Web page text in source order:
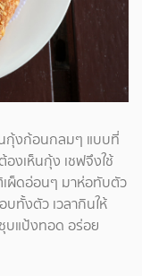
กุ้งก้อนกลมๆ แบบที่
งเห็นกุ้ง เชฟจึงใช้
ผ็ดอ่อนๆ มาห่อทับตัว
ทั้งตัว เวลากินให้
บแป้งทอด อร่อย